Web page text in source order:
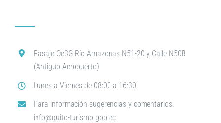
Pasaje Oe3G Río Amazonas N51-20 y Calle N50B
(Antiguo Aeropuerto)
Lunes a Viernes de 08:00 a 16:30
Para información sugerencias y comentarios:
info@quito-turismo.gob.ec